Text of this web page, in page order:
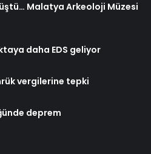
Malatya Arkeoloji Müzesi
daha EDS geliyor
vergilerine tepki
deprem